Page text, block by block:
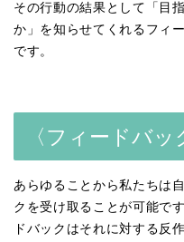
その行動の結果として「目
か」を知らせてくれるフィ
です。
〈フィードバ
あらゆることから私たちは
クを受け取ることが可能で
ドバックはそれに対する反